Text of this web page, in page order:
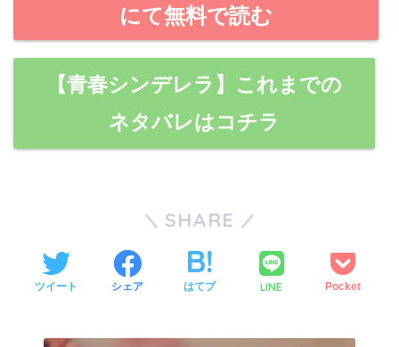
にて無料で読む
【青春シンデレラ】これまでの
ネタバレはコチラ
SHARE
ツイート シェア はてブ LINE Pocket